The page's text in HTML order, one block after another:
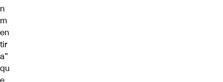
n
m
en
tir
a”
qu